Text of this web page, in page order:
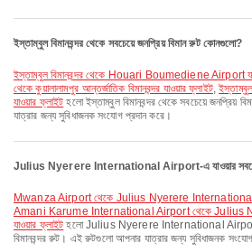
ইস্তাম্বুল বিমানবন্দর থেকে সবচেয়ে জনপ্রিয় বিমান রুট কোনগুলো?
ইস্তাম্বুল বিমানবন্দর থেকে Houari Boumediene Airport
থেকে কুয়ালালামপুর আন্তর্জাতিক বিমানবন্দর যাওয়ার ফ্লাইট,ইস্তাম্বুল
যাওয়ার ফ্লাইট হলো ইস্তাম্বুল বিমানবন্দর থেকে সবচেয়ে জনপ্রিয়
যাত্রার জন্য সুবিধাজনক সংযোগ প্রদান করে।
Julius Nyerere International Airport-এ যাওয়ার
Mwanza Airport থেকে Julius Nyerere International
Amani Karume International Airport থেকে Julius
যাওয়ার ফ্লাইট হলো Julius Nyerere International
বিমানবন্দর রুট। এই রুটগুলো আপনার যাত্রার জন্য সুবিধাজনক